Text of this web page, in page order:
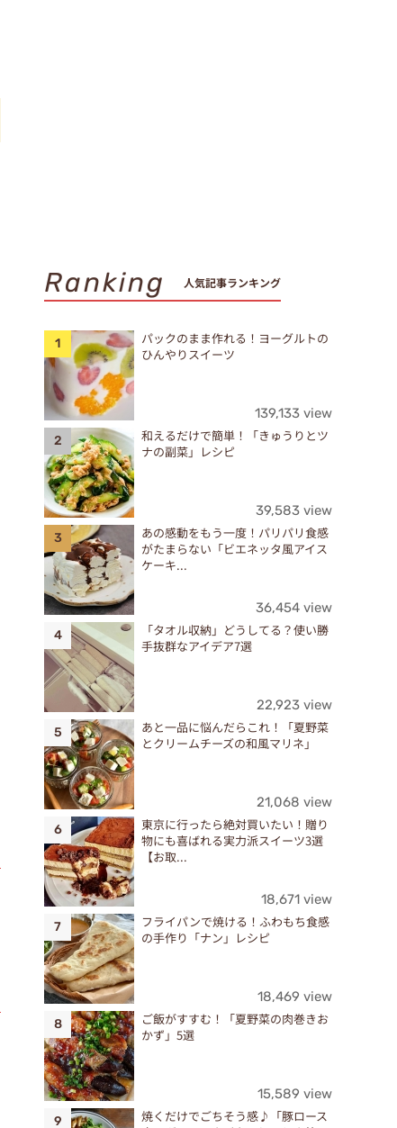
Ranking 人気記事ランキング
パックのまま作れる！ヨーグルトの
ひんやりスイーツ
139,133 view
和えるだけで簡単！「きゅうりとツ
ナの副菜」レシピ
39,583 view
あの感動をもう一度！パリパリ食感
がたまらない「ビエネッタ風アイス
ケーキ...
36,454 view
「タオル収納」どうしてる？使い勝
手抜群なアイデア7選
22,923 view
あと一品に悩んだらこれ！「夏野菜
とクリームチーズの和風マリネ」
21,068 view
東京に行ったら絶対買いたい！贈り
物にも喜ばれる実力派スイーツ3選
【お取...
18,671 view
フライパンで焼ける！ふわもち食感
の手作り「ナン」レシピ
18,469 view
ご飯がすすむ！「夏野菜の肉巻きお
かず」5選
15,589 view
焼くだけでごちそう感♪「豚ロース